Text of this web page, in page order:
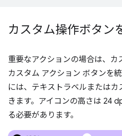
カスタム操作ボタン
重要なアクションの場合は、カ
カスタム アクション ボタンを
には、テキストラベルまたはカ
きます。アイコンの高さは 24
る必要があります。